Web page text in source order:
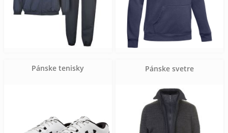
Pánske tenisky Pánske svetre